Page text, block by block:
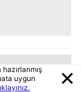
uygun